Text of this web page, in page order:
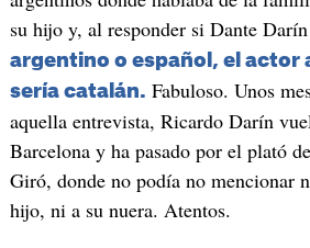
su hijo y, al responder si Dante Darín
argentino o español, el actor
sería catalán. Fabuloso. Unos
aquella entrevista, Ricardo Darín
Barcelona y ha pasado por el plató
Giró, donde no podía no mencionar
hijo, ni a su nuera. Atentos.